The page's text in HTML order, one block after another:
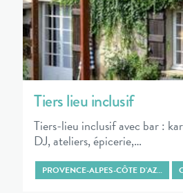
Tiers lieu inclusif
Tiers-lieu inclusif avec bar :
DJ, ateliers, épicerie,…
PROVENCE-ALPES-CÔTE D'AZ…